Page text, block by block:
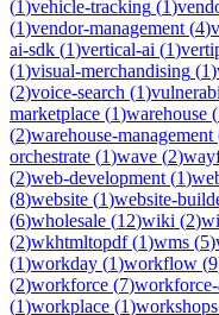
(1)vehicle-tracking (1)
(1)vendor-management (4)
ai-sdk (1)vertical-ai (1)
(1)visual-merchandising (1)
(2)voice-search (1)
marketplace (1)warehouse (
(2)warehouse-management
orchestrate (1)wave (2)
(2)web-development (1)
(8)website (1)website-
(6)wholesale (12)wiki (2)
(2)wkhtmltopdf(1)wms (5)
(1)workday (1)workflow (9
(2)workforce (7)
(1)workplace (1)workshops